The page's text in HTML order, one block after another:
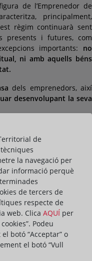
de l’Emprenedor de
principalment,
règim continuarà sent
presents i futures, com
importants: no
ni amb aquells béns
dels emprenedors, així
desenvolupant la seva
la seva inscripció en el
de la Propietat i de
mercantil expedirà la
al Registrador de la
de forma immediata,
– en elRegistre de la
i en elRegistre de
afectes a l’activitat
de requisit per estar
de
la navegació per
informació perquè
de tercers de
respecte de
web. Clica AQUÍ per
Podeu
botó “Acceptar” o
el botó “Vull